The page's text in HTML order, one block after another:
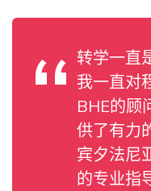
转学一直
我一直对
BHE的顾
供了有力
宾夕法尼
的专业指